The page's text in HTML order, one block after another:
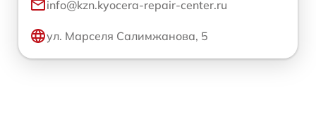
info@kzn.kyocera-repair-center.ru
ул. Марселя Салимжанова, 5